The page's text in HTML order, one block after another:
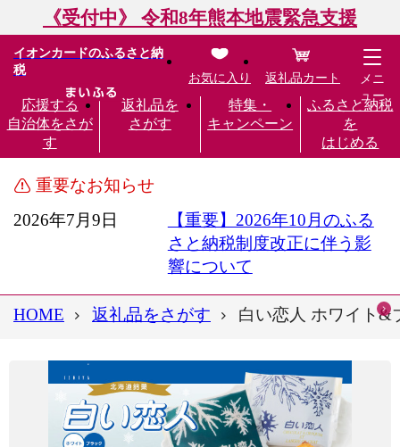
《受付中》 令和8年熊本地震緊急支援
イオンカードのふるさと納
税
応援する
自治体をさが
す
返礼品を
さがす
特集・
キャンペーン
ふるさと納税
を
はじめる
お気に入り 返礼品カート
メニ
ュー
重要なお知らせ
2026年7月9日
【重要】2026年10月のふる
さと納税制度改正に伴う影
響について
HOME 返礼品をさがす 白い恋人 ホワイト&